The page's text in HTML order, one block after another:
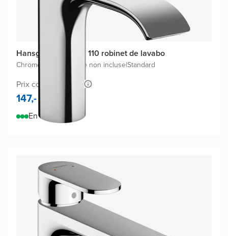
Hansgrohe Vivenis 110 robinet de lavabo
Chrome Brillant Bonde non incluse|Standard
Prix conseillé 224,-
147,-
En stock